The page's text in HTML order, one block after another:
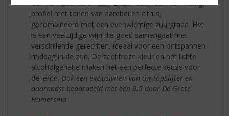
een verfrissende smaak. Deze rosé heeft een fruitig
profiel met tonen van aardbei en citrus,
gecombineerd met een evenwichtige zuurgraad. Het
is een veelzijdige wijn die goed samengaat met
verschillende gerechten, ideaal voor een ontspannen
middag in de zon. De zachtroze kleur en het lichte
alcoholgehalte maken het een perfecte keuze voor
de lente. Ook een exclusiviteit van úw topSlijter en
daarnaast beoordeeld met een 8.5 door De Grote
Hamersma.